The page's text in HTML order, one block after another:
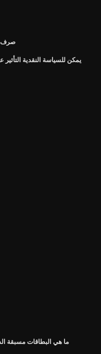
صرف
يمكن للسياسة النقدية التأثير
ما هي البطاقات مسبقة